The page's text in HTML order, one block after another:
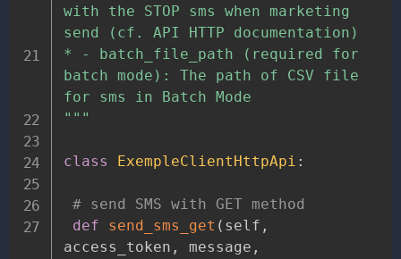
with the STOP sms when marketing
send (cf. API HTTP documentation)
* - batch_file_path (required for
batch mode): The path of CSV file
for sms in Batch Mode
"""
class ExempleClientHttpApi :
# send SMS with GET method
def
send_sms_get ( self ,
access_token , message ,